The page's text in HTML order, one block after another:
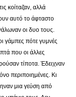
κοίταζαν, αλλά
αυτό το άφταστο
οι δυο τους.
γάμπες πότε γυμνές
που οι άλλες
τίποτα. Έδειχναν
περιποιημένες. Κι
μια γεύση από